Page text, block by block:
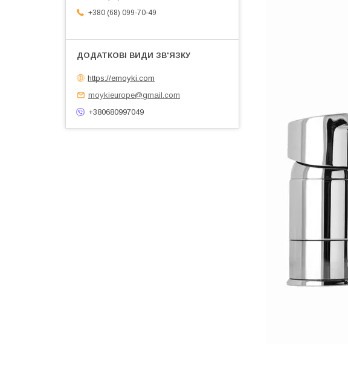
+380 (68) 099-70-49
https://emoyki.com
moykieurope@gmail.com
+380680997049